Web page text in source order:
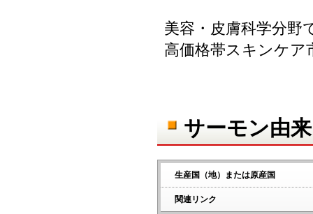
美容・皮膚科学分野
高価格帯スキンケア
サーモン由
生産国（地）または原産国
関連リンク